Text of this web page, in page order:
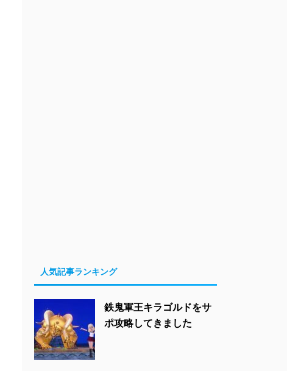
人気記事ランキング
鉄鬼軍王キラゴルドをサ
ポ攻略してきました